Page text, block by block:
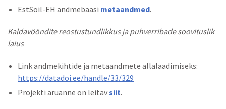
EstSoil-EH andmebaasi metaandmed.
Kaldavööndite reostustundlikkus ja puhverribade soovituslik
laius
Link andmekihtide ja metaandmete allalaadimiseks:
https://datadoi.ee/handle/33/329
Projekti aruanne on leitavsiit.